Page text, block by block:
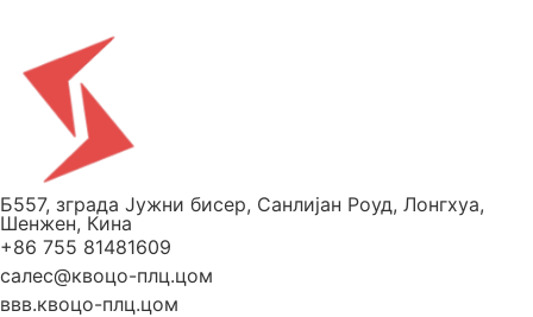
Б557, зграда Јужни бисер, Санлијан Роуд, Лонгхуа,
Шенжен, Кина
+86 755 81481609
салес@квоцо-плц.цом
ввв.квоцо-плц.цом